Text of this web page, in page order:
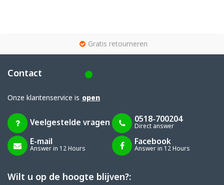
Gratis retourneren
Contact
Onze klantenservice is open
Veelgestelde vragen 0518-700204
Direct answer
E-mail
Answer in 12 Hours
Facebook
Answer in 12 Hours
Wilt u op de hoogte blijven?: